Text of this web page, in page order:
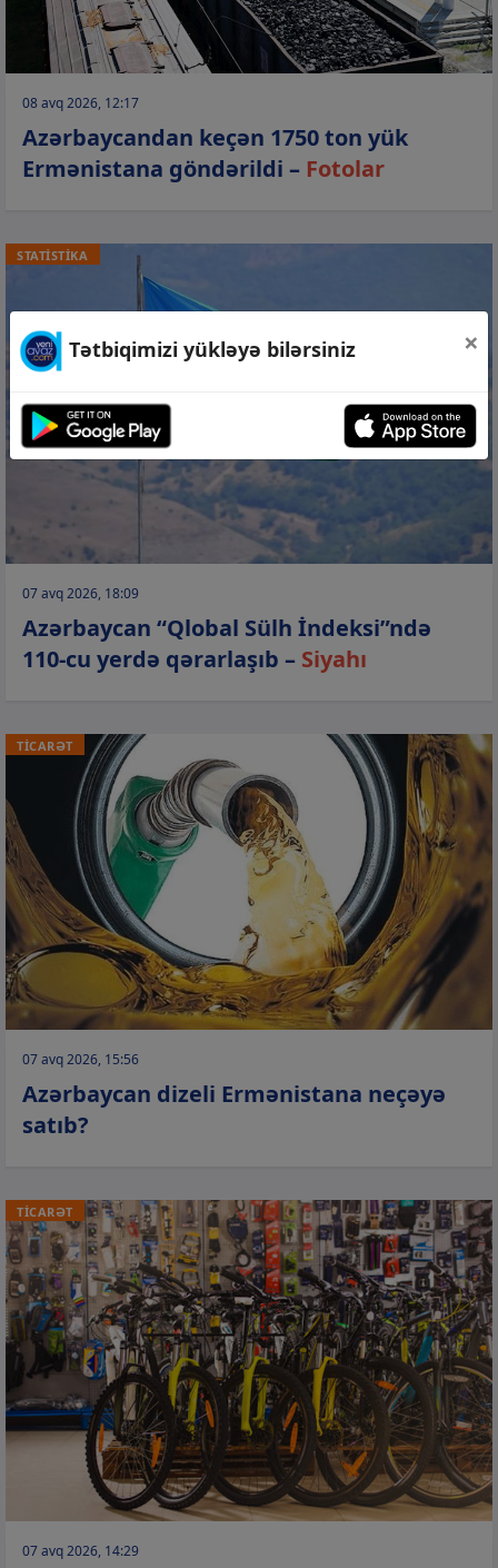
08 avq 2026, 12:17
Azərbaycandan keçən 1750 ton yük
Ermənistana göndərildi – Fotolar
STATİSTİKA
07 avq 2026, 18:09
Azərbaycan “Qlobal Sülh İndeksi”ndə
110-cu yerdə qərarlaşıb – Siyahı
TİCARƏT
07 avq 2026, 15:56
Azərbaycan dizeli Ermənistana neçəyə
satıb?
TİCARƏT
07 avq 2026, 14:29
Tətbiqimizi yükləyə bilərsiniz ×